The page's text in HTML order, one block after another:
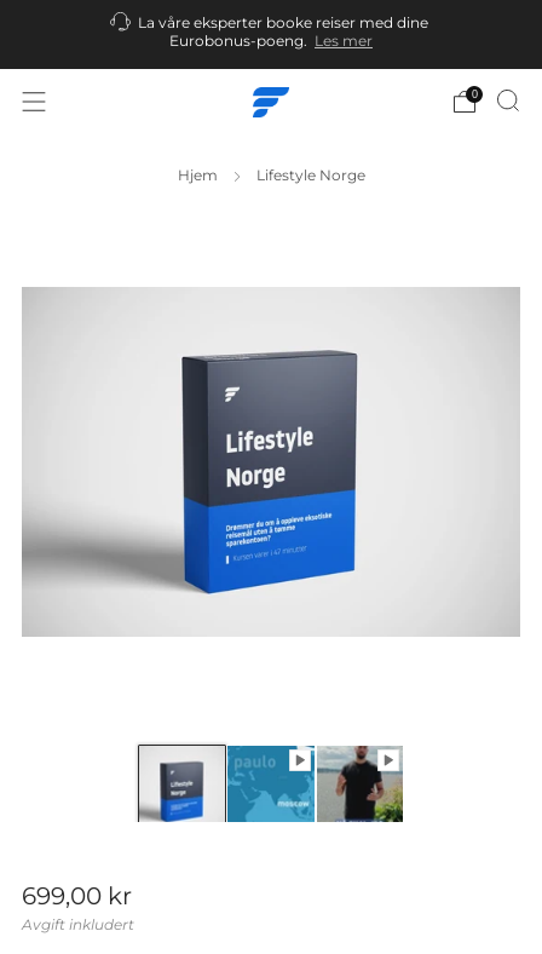
La våre eksperter booke reiser med dine
Eurobonus-poeng. Les mer
0
Hjem Lifestyle Norge
Vanlig
pris
699,00 kr
Avgift inkludert